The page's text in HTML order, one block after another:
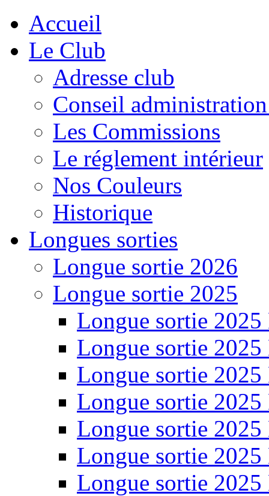
Accueil
Le Club
Adresse club
Conseil
Les Commissions
Le réglement intérieur
Nos Couleurs
Historique
Longues sorties
Longue sortie 2026
Longue sortie 2025
Longue sortie 2025
Longue sortie 2025
Longue sortie 2025
Longue sortie 2025
Longue sortie 2025
Longue sortie 2025
Longue sortie 2025